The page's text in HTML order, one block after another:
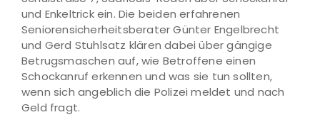
und Enkeltrick ein. Die beiden erfahrenen
Seniorensicherheitsberater Günter Engelbrecht
und Gerd Stuhlsatz klären dabei über gängige
Betrugsmaschen auf, wie Betroffene einen
Schockanruf erkennen und was sie tun sollten,
wenn sich angeblich die Polizei meldet und nach
Geld fragt.